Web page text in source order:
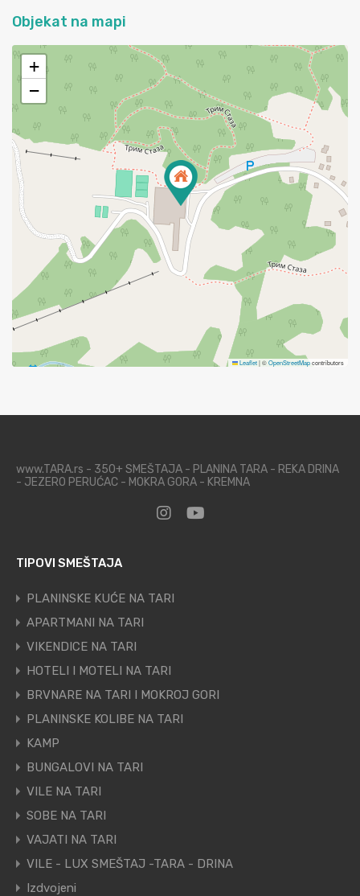
Objekat na mapi
+
−
Leaflet|©OpenStreetMapcontributors
www.TARA.rs - 350+ SMEŠTAJA - PLANINA TARA - REKA DRINA
- JEZERO PERUĆAC - MOKRA GORA - KREMNA
TIPOVI SMEŠTAJA
PLANINSKE KUĆE NA TARI
APARTMANI NA TARI
VIKENDICE NA TARI
HOTELI I MOTELI NA TARI
BRVNARE NA TARI I MOKROJ GORI
PLANINSKE KOLIBE NA TARI
KAMP
BUNGALOVI NA TARI
VILE NA TARI
SOBE NA TARI
VAJATI NA TARI
VILE - LUX SMEŠTAJ -TARA - DRINA
Izdvojeni